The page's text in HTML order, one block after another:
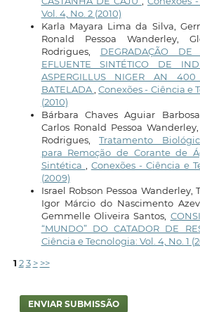
Vol. 4, No. 2 (2010)
Karla Mayara Lima da Silva,
Ronald Pessoa Wanderley,
Rodrigues, DEGRADAÇÃO
EFLUENTE SINTÉTICO DE
ASPERGILLUS NIGER AN
BATELADA,Conexões - Ciência e
(2010)
Bárbara Chaves Aguiar
Carlos Ronald Pessoa
Rodrigues,Tratamento
para Remoção de Corante de
Sintética , Conexões - Ciência e
(2009)
Israel Robson Pessoa Wanderley,
Igor Márcio do Nascimento
Gemmelle Oliveira Santos,
“MUNDO” DO CATADOR DE
Ciência e Tecnologia: Vol. 4, No. 1
1 2 3 > >>
ENVIAR SUBMISSÃO